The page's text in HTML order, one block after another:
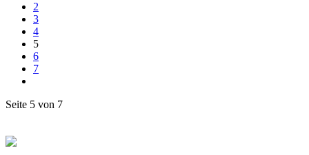
2
3
4
5
6
7
Seite 5 von 7